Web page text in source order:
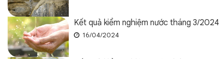
Kết quả kiểm nghiệm nước tháng 3/2024
16/04/2024